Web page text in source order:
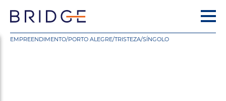
EMPREENDIMENTO/PORTO ALEGRE/TRISTEZA/SÍNGOLO